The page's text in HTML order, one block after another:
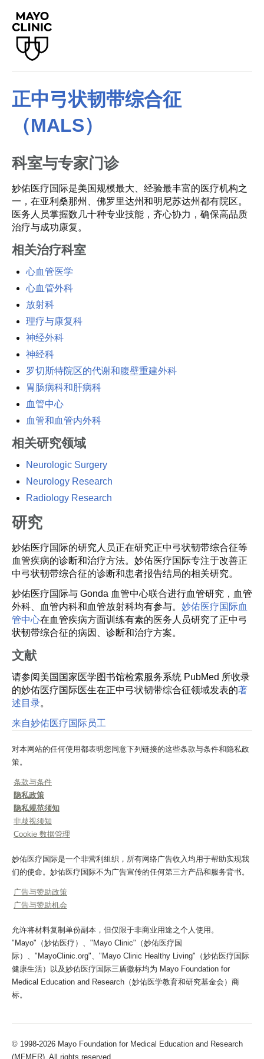
正中弓状韧带综合征
（MALS）
科室与专家门诊
妙佑医疗国际是美国规模最大、经验最丰富的医疗机构之
一，在亚利桑那州、佛罗里达州和明尼苏达州都有院区。
医务人员掌握数几十种专业技能，齐心协力，确保高品质
治疗与成功康复。
相关治疗科室
心血管医学
心血管外科
放射科
理疗与康复科
神经外科
神经科
罗切斯特院区的代谢和腹壁重建外科
胃肠病科和肝病科
血管中心
血管和血管内外科
相关研究领域
Neurologic Surgery
Neurology Research
Radiology Research
研究
妙佑医疗国际的研究人员正在研究正中弓状韧带综合征等
血管疾病的诊断和治疗方法。妙佑医疗国际专注于改善正
中弓状韧带综合征的诊断和患者报告结局的相关研究。
妙佑医疗国际与 Gonda 血管中心联合进行血管研究，血管
外科、血管内科和血管放射科均有参与。 妙佑医疗国际血
管中心在血管疾病方面训练有素的医务人员研究了正中弓
状韧带综合征的病因、诊断和治疗方案。
文献
请参阅美国国家医学图书馆检索服务系统 PubMed 所收录
的妙佑医疗国际医生在正中弓状韧带综合征领域发表的著
述目录。
来自妙佑医疗国际员工
对本网站的任何使用都表明您同意下列链接的这些条款与条件和隐私政
策。
条款与条件
隐私政策
隐私规范须知
非歧视须知
Cookie 数据管理
妙佑医疗国际是一个非营利组织，所有网络广告收入均用于帮助实现我
们的使命。妙佑医疗国际不为广告宣传的任何第三方产品和服务背书。
广告与赞助政策
广告与赞助机会
允许将材料复制单份副本，但仅限于非商业用途之个人使用。
"Mayo"（妙佑医疗）、"Mayo Clinic"（妙佑医疗国
际）、"MayoClinic.org"、"Mayo Clinic Healthy Living"（妙佑医疗国际
健康生活）以及妙佑医疗国际三盾徽标均为 Mayo Foundation for
Medical Education and Research（妙佑医学教育和研究基金会）商
标。
© 1998-2026 Mayo Foundation for Medical Education and Research
(MFMER). All rights reserved.